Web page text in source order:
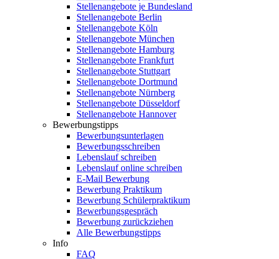
Stellenangebote je Bundesland
Stellenangebote Berlin
Stellenangebote Köln
Stellenangebote München
Stellenangebote Hamburg
Stellenangebote Frankfurt
Stellenangebote Stuttgart
Stellenangebote Dortmund
Stellenangebote Nürnberg
Stellenangebote Düsseldorf
Stellenangebote Hannover
Bewerbungstipps
Bewerbungsunterlagen
Bewerbungsschreiben
Lebenslauf schreiben
Lebenslauf online schreiben
E-Mail Bewerbung
Bewerbung Praktikum
Bewerbung Schülerpraktikum
Bewerbungsgespräch
Bewerbung zurückziehen
Alle Bewerbungstipps
Info
FAQ